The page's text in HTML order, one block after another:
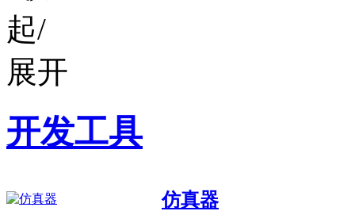
开发工具
仿真器